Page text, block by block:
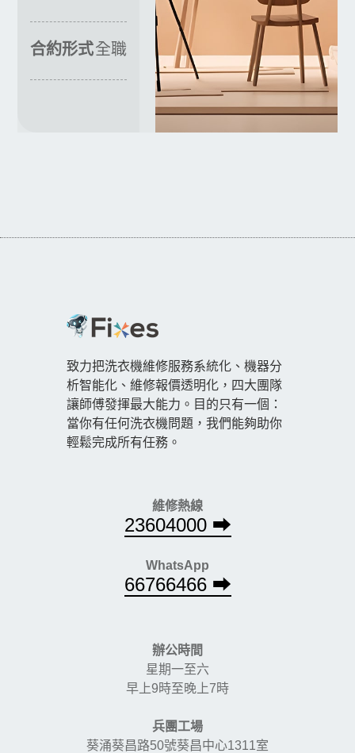
合約形式全職
致力把洗衣機維修服務系統化、機器分
析智能化、維修報價透明化，四大團隊
讓師傅發揮最大能力。目的只有一個：
當你有任何洗衣機問題，我們能夠助你
輕鬆完成所有任務。
維修熱線
23604000 ⮕
WhatsApp
66766466 ⮕
辦公時間
星期一至六
早上9時至晚上7時
兵團工場
葵涌葵昌路50號葵昌中心1311室